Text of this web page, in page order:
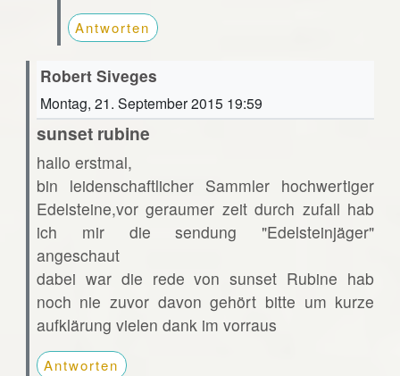
Antworten
Robert Siveges
Montag, 21. September 2015 19:59
sunset rubine
hallo erstmal,
bin leidenschaftlicher Sammler hochwertiger
Edelsteine,vor geraumer zeit durch zufall hab
ich mir die sendung "Edelsteinjäger"
angeschaut
dabei war die rede von sunset Rubine hab
noch nie zuvor davon gehört bitte um kurze
aufklärung vielen dank im vorraus
Antworten